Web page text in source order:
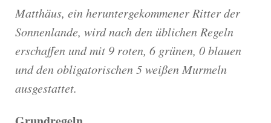
Matthäus, ein heruntergekommener Ritter der
Sonnenlande, wird nach den üblichen Regeln
erschaffen und mit 9 roten, 6 grünen, 0 blauen
und den obligatorischen 5 weißen Murmeln
ausgestattet.